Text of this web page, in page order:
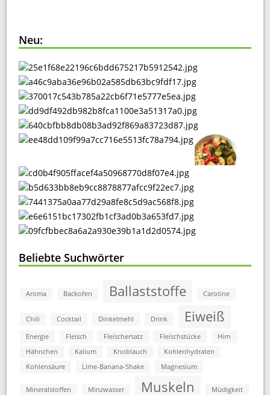
Neu:
Beliebte Suchwörter
Aroma Backofen Ballaststoffe Carotine
Chili Cocktail Dinkelmehl Drink Eiweiß
Energie Fleisch Fleischersatz Fleischstücke
Hirn
Hähnchen
Kalium Knoblauch
Kohlenhydraten
Kohlensäure
Lime-Banana-Shake Magnesium
Mineralstoffen Minzwasser Muskeln Müdigkeit